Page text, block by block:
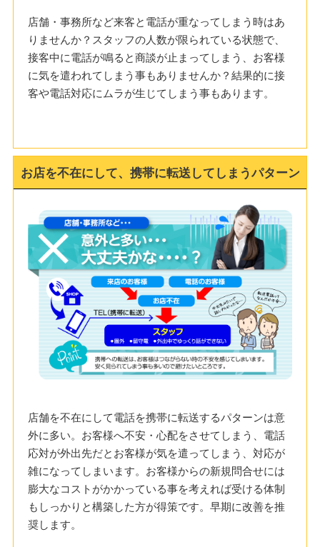
店舗・事務所など来客と電話が重なってしまう時はあ
りませんか？スタッフの人数が限られている状態で、
接客中に電話が鳴ると商談が止まってしまう、お客様
に気を遣われてしまう事もありませんか？結果的に接
客や電話対応にムラが生じてしまう事もあります。
お店を不在にして、携帯に転送してしまうパターン
店舗を不在にして電話を携帯に転送するパターンは意
外に多い。お客様へ不安・心配をさせてしまう、電話
応対が外出先だとお客様が気を遣ってしまう、対応が
雑になってしまいます。お客様からの新規問合せには
膨大なコストがかかっている事を考えれば受ける体制
もしっかりと構築した方が得策です。早期に改善を推
奨します。